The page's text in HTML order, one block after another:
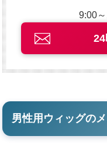
9:00
男性用ウィッグの